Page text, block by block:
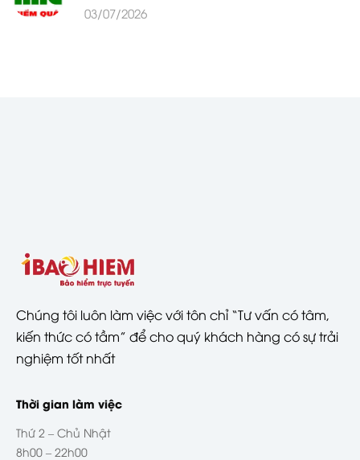
03/07/2026
Chúng tôi luôn làm việc với tôn chỉ “Tư vấn có tâm,
kiến thức có tầm” để cho quý khách hàng có sự trải
nghiệm tốt nhất
Thời gian làm việc
Thứ 2 – Chủ Nhật
8h00 – 22h00